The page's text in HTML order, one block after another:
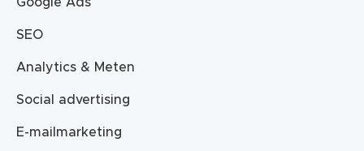
SEO
Analytics & Meten
Social advertising
E-mailmarketing